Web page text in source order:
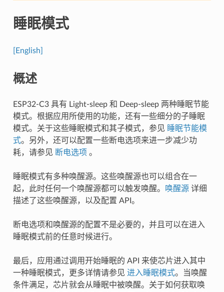
睡眠模式
[English]
概述
ESP32-C3 具有 Light-sleep 和 Deep-sleep 两种睡眠节能
模式。根据应用所使用的功能，还有一些细分的子睡眠
模式。关于这些睡眠模式和其子模式，参见 睡眠节能模
式。另外，还可以配置一些断电选项来进一步减少功
耗，请参见 断电选项 。
睡眠模式有多种唤醒源。这些唤醒源也可以组合在一
起，此时任何一个唤醒源都可以触发唤醒。
唤醒源 详细
描述了这些唤醒源，以及配置 API。
断电选项和唤醒源的配置不是必要的，并且可以在进入
睡眠模式前的任意时候进行。
最后，应用通过调用开始睡眠的 API 来使芯片进入其中
一种睡眠模式，更多详情请参见 进入睡眠模式。当唤醒
条件满足，芯片就会从睡眠中被唤醒。关于如何获取唤